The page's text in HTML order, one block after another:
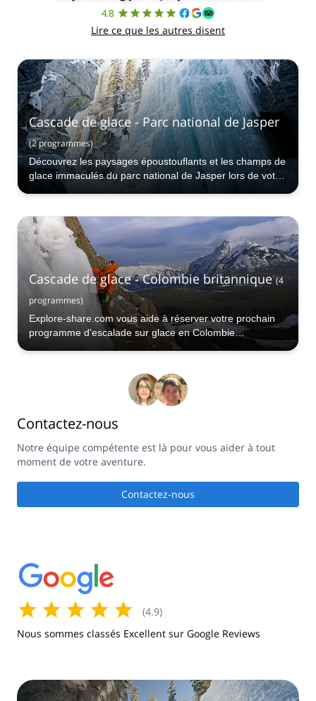
4.8
Lire ce que les autres disent
Cascade de glace - Parc national de Jasper
(2programmes)
Découvrez les paysages époustouflants et les champs de
glace immaculés du parc national de Jasper lors de votre
prochaine expédition de cascade de glace !
Cascade de glace - Colombie britannique (4
programmes)
Explore-share.com vous aide à réserver votre prochain
programme d'escalade sur glace en Colombie
Contactez-nous
Notre équipe compétente est là pour vous aider à tout
moment de votre aventure.
Contactez-nous
(4.9)
Nous sommes classés Excellent sur Google Reviews